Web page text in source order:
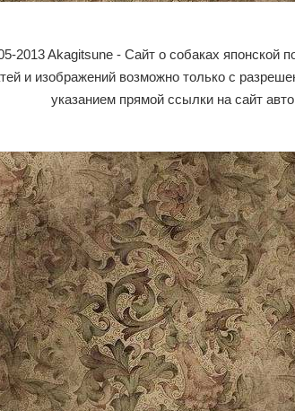
2013 Akagitsune - Сайт о собаках японской
и изображений возможно только с
указанием прямой ссылки на сайт